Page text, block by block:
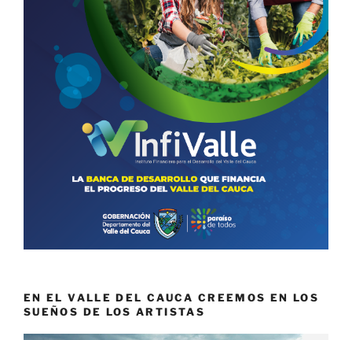
EN EL VALLE DEL CAUCA CREEMOS EN LOS
SUEÑOS DE LOS ARTISTAS